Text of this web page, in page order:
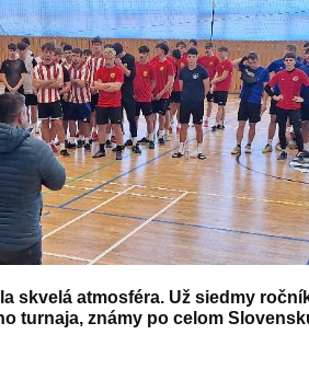
skvelá atmosféra. Už siedmy
turnaja, známy po celom